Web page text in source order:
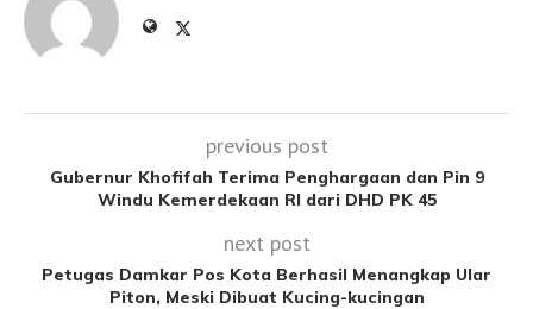
previous post
Gubernur Khofifah Terima Penghargaan dan Pin 9
Windu Kemerdekaan RI dari DHD PK 45
next post
Petugas Damkar Pos Kota Berhasil Menangkap Ular
Piton, Meski Dibuat Kucing-kucingan